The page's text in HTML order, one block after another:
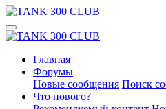
Главная
Форумы
Новые сообщения Поиск
Что нового?